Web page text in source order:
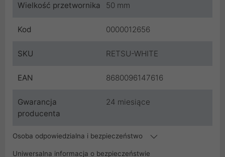
Wielkość przetwornika 50 mm
Kod 0000012656
SKU RETSU-WHITE
EAN 8680096147616
Gwarancja
producenta
24 miesiące
Osoba odpowiedzialna i bezpieczeństwo
Uniwersalna informacja o bezpieczeństwie